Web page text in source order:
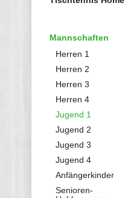
Mannschaften
Herren 1
Herren 2
Herren 3
Herren 4
Jugend 1
Jugend 2
Jugend 3
Jugend 4
Anfängerkinder
Senioren-